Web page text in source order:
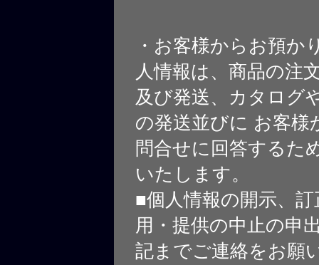
・お客様からお預か
人情報は、商品の注
及び発送、カタログ
の発送並びに お客様
問合せに回答するた
いたします。
■個人情報の開示、
用・提供の中止の申
記までご連絡をお願